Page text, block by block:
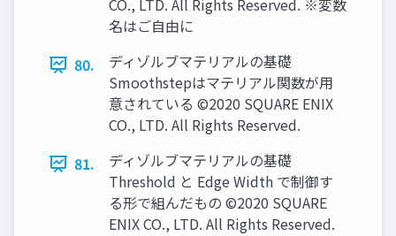
CO., LTD. All Rights Reserved. ※変数
名はご自由に
80.
ディゾルブマテリアルの基礎
Smoothstepはマテリアル関数が用
意されている ©2020 SQUARE ENIX
CO., LTD. All Rights Reserved.
81.
ディゾルブマテリアルの基礎
Threshold と Edge Width で制御す
る形で組んだもの ©2020 SQUARE
ENIX CO., LTD. All Rights Reserved.